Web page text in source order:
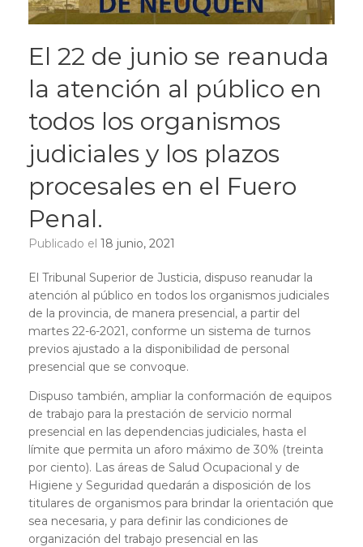
El 22 de junio se reanuda
la atención al público en
todos los organismos
judiciales y los plazos
procesales en el Fuero
Penal.
Publicado el 18 junio, 2021
El Tribunal Superior de Justicia, dispuso reanudar la
atención al público en todos los organismos judiciales
de la provincia, de manera presencial, a partir del
martes 22-6-2021, conforme un sistema de turnos
previos ajustado a la disponibilidad de personal
presencial que se convoque.
Dispuso también, ampliar la conformación de equipos
de trabajo para la prestación de servicio normal
presencial en las dependencias judiciales, hasta el
límite que permita un aforo máximo de 30% (treinta
por ciento). Las áreas de Salud Ocupacional y de
Higiene y Seguridad quedarán a disposición de los
titulares de organismos para brindar la orientación que
sea necesaria, y para definir las condiciones de
organización del trabajo presencial en las